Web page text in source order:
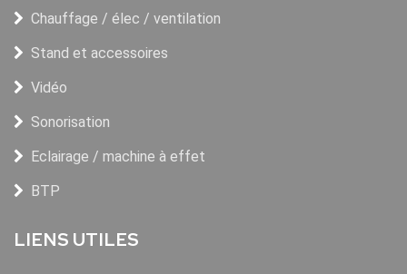
Chauffage / élec / ventilation
Stand et accessoires
Vidéo
Sonorisation
Eclairage / machine à effet
BTP
LIENS UTILES